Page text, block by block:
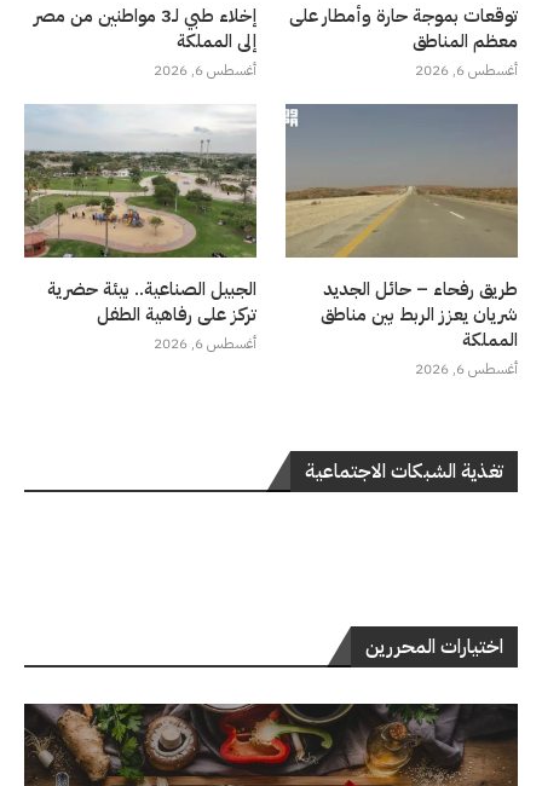
توقعات بموجة حارة وأمطار على
معظم المناطق
أغسطس 6, 2026
إخلاء طبي لـ3 مواطنين من مصر
إلى المملكة
أغسطس 6, 2026
طريق رفحاء – حائل الجديد
شريان يعزز الربط بين مناطق
المملكة
أغسطس 6, 2026
الجبيل الصناعية.. بيئة حضرية
تركز على رفاهية الطفل
أغسطس 6, 2026
تغذية الشبكات الاجتماعية
اختيارات المحررين